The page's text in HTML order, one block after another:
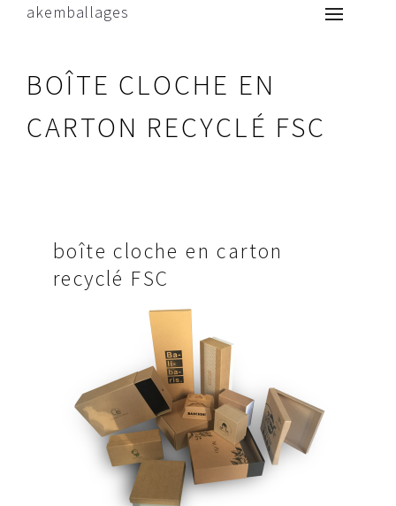
akemballages
BOÎTE CLOCHE EN
CARTON RECYCLÉ FSC
boîte cloche en carton
recyclé FSC